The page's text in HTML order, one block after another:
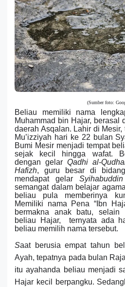
(Sumber foto:
Beliau memiliki nama
Muhammad bin Hajar, berasal
daerah Asqalan. Lahir di
Mu’izziyah hari ke 22 bulan
Bumi Mesir menjadi tempat
sejak kecil hingga wafat.
dengan gelar Qadhi al-
Hafizh, guru besar di
mendapatgelarSyihabuddin
semangat dalam belajar agama
beliau pula memberinya
Memiliki nama Pena “Ibn
bermakna anak batu, selain
beliau Hajar, ternyata ada
beliau memilih nama tersebut.
Saat berusia empat tahun
Ayah, tepatnya pada bulan
itu ayahanda beliau menjadi
Hajar kecil berpangku.